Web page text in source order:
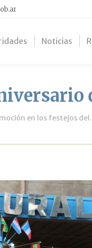
Noticias
en los festejos